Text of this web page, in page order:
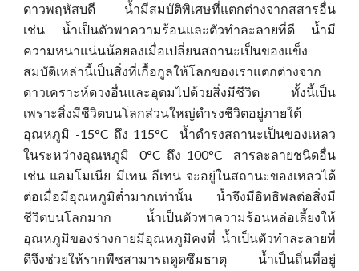
ดาวพฤหัสบดี น้ำมีสมบัติพิเศษที่แตกต่างจากสสารอื่น
เช่น น้ำเป็นตัวพาความร้อนและตัวทำละลายที่ดี น้ำมี
ความหนาแน่นน้อยลงเมื่อเปลี่ยนสถานะเป็นของแข็ง
สมบัติเหล่านี้เป็นสิ่งที่เกื้อกูลให้โลกของเราแตกต่างจาก
ดาวเคราะห์ดวงอื่นและอุดมไปด้วยสิ่งมีชีวิต ทั้งนี้เป็น
เพราะสิ่งมีชีวิตบนโลกส่วนใหญ่ดำรงชีวิตอยู่ภายใต้
อุณหภูมิ -15°C ถึง 115°C น้ำดำรงสถานะเป็นของเหลว
ในระหว่างอุณหภูมิ 0°C ถึง 100°C สารละลายชนิดอื่น
เช่น แอมโมเนีย มีเทน อีเทน จะอยู่ในสถานะของเหลวได้
ต่อเมื่อมีอุณหภูมิต่ำมากเท่านั้น น้ำจึงมีอิทธิพลต่อสิ่งมี
ชีวิตบนโลกมาก น้ำเป็นตัวพาความร้อนหล่อเลี้ยงให้
อุณหภูมิของร่างกายมีอุณหภูมิคงที่ น้ำเป็นตัวทำละลายที่
ดีจึงช่วยให้รากพืชสามารถดูดซึมธาตุ น้ำเป็นถิ่นที่อยู่